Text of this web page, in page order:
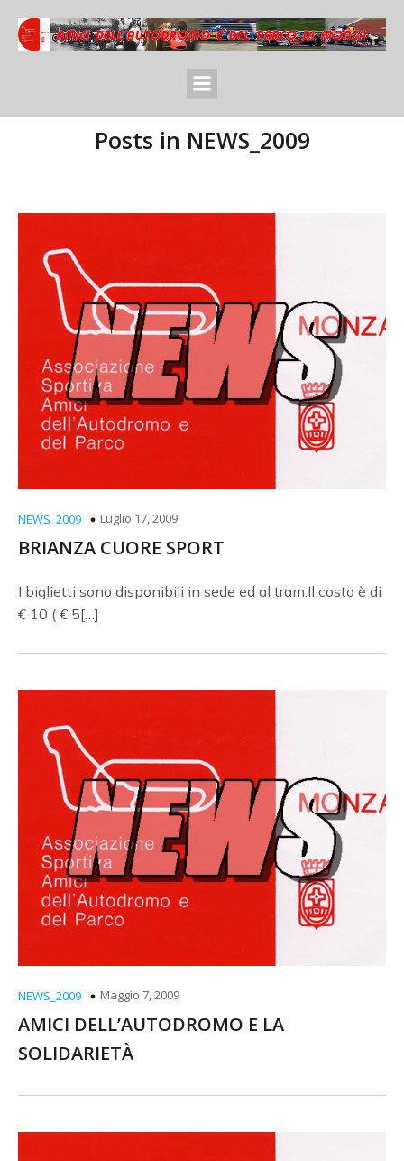
Posts in NEWS_2009
NEWS_2009 Luglio 17, 2009
BRIANZA CUORE SPORT
I biglietti sono disponibili in sede ed al tram.Il costo è di
€ 10 ( € 5[…]
NEWS_2009 Maggio 7, 2009
AMICI DELL’AUTODROMO E LA
SOLIDARIETÀ